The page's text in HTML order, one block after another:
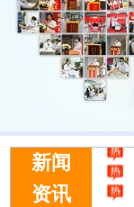
新闻
资讯